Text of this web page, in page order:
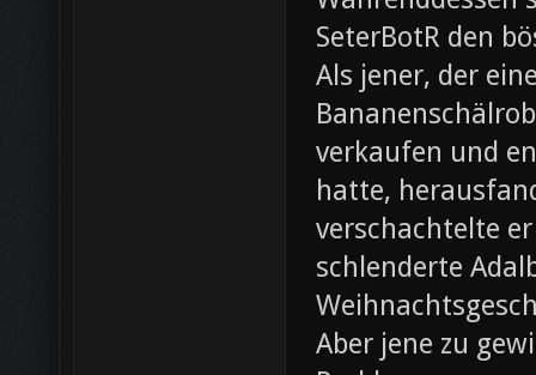
SeterBotR den
Als jener, der
verkaufen und
hatte,
verschachtelte
schlenderte
Aber jene zu